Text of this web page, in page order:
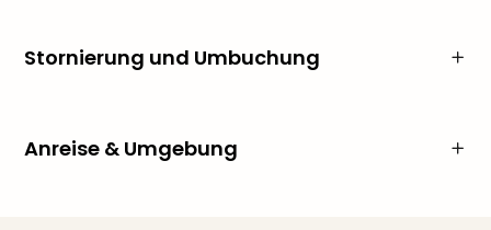
Stornierung und Umbuchung
Anreise & Umgebung